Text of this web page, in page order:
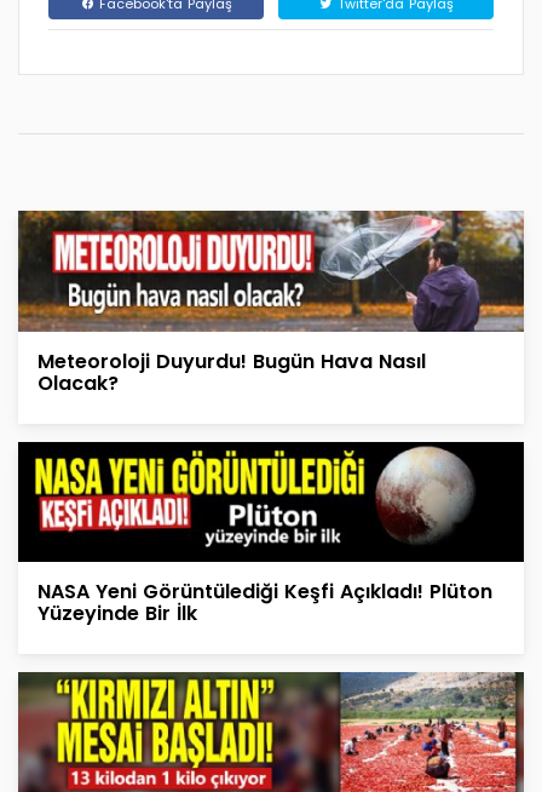
Meteoroloji Duyurdu! Bugün Hava Nasıl
Olacak?
NASA Yeni Görüntülediği Keşfi Açıkladı! Plüton
Yüzeyinde Bir İlk